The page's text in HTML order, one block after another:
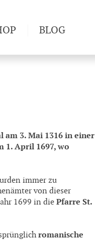
am 3. Mai 1316 in einer
1. April 1697, wo
immer zu
von dieser
1699 in die Pfarre St.
romanische
BLOG